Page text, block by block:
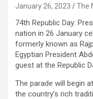
January 26, 2023 The
74th Republic Day:
nation in 26 January
formerly known as
Egyptian President
guest at the Republic
The parade will begin
the country’s rich